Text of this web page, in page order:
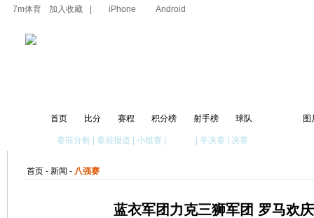
7m体育 加入收藏 iPhone Android
首页 比分 赛程 积分榜 射手榜 球队 图
赛前分析 赛后报道 小组赛 半决赛 决赛
首页 - 新闻 - 八强赛
蓝衣军团力克三狮军团 罗马欢